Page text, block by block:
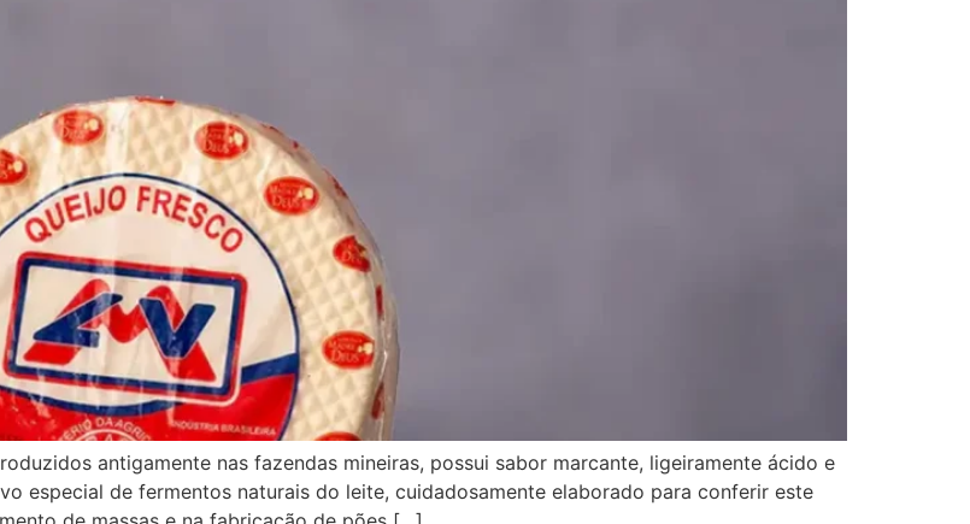
antigamente nas fazendas mineiras, possui sabor marcante, ligeiramente ácido e
especial de fermentos naturais do leite, cuidadosamente elaborado para conferir este